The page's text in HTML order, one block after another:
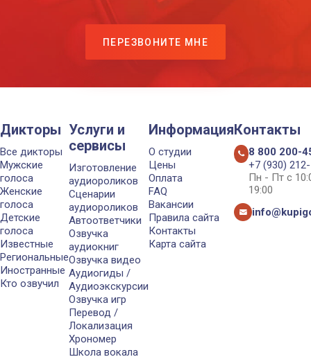
ПЕРЕЗВОНИТЕ МНЕ
Дикторы
Все дикторы
Мужские
голоса
Женские
голоса
Детские
голоса
Известные
Региональные
Иностранные
Кто озвучил
Услуги и
сервисы
Изготовление
аудиороликов
Сценарии
аудиороликов
Автоответчики
Озвучка
аудиокниг
Озвучка видео
Аудиогиды /
Аудиоэкскурсии
Озвучка игр
Перевод /
Локализация
Хрономер
Школа вокала
Информация
О студии
Цены
Оплата
FAQ
Вакансии
Правила сайта
Контакты
Карта сайта
Контакты
8 800 200-
+7 (930)
Пн - Пт с
19:00